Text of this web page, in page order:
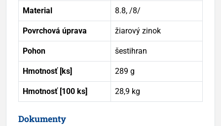
Material 8.8, /8/
Povrchová úprava žiarový zinok
Pohon šestihran
Hmotnosť [ks] 289 g
Hmotnosť [100 ks] 28,9 kg
Dokumenty